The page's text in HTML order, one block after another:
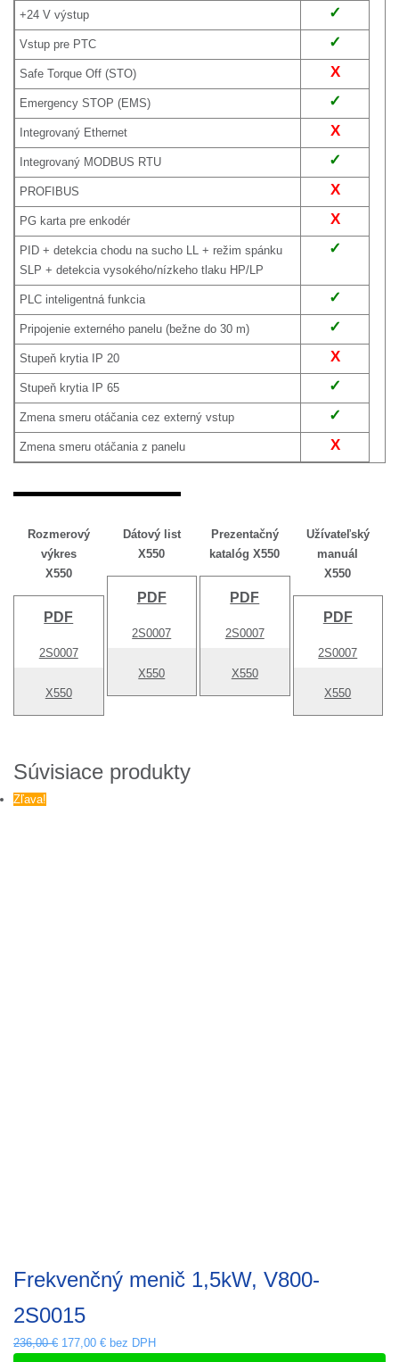
+24 V výstup ✓
Vstup pre PTC ✓
Safe Torque Off (STO) X
Emergency STOP (EMS) ✓
Integrovaný Ethernet X
Integrovaný MODBUS RTU ✓
PROFIBUS X
PG karta pre enkodér X
PID + detekcia chodu na sucho LL + režim spánku
SLP + detekcia vysokého/nízkeho tlaku HP/LP
✓
PLC inteligentná funkcia ✓
Pripojenie externého panelu (bežne do 30 m) ✓
Stupeň krytia IP 20 X
Stupeň krytia IP 65 ✓
Zmena smeru otáčania cez externý vstup ✓
Zmena smeru otáčania z panelu X
Rozmerový
výkres
X550
PDF
2S0007
X550
Dátový list
X550
PDF
2S0007
X550
Prezentačný
katalóg X550
PDF
2S0007
X550
Užívateľský
manuál
X550
PDF
2S0007
X550
Súvisiace produkty
Zľava!
Frekvenčný menič 1,5kW, V800-
2S0015
236,00€ Pôvodná
177,00 €Aktuálna
bez DPH